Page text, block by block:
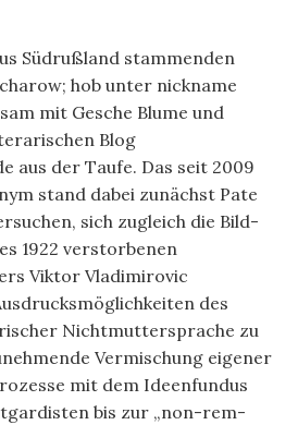
Südrußland stammenden
hob unter nickname
mit Gesche Blume und
Blog
aus der Taufe. Das seit 2009
stand dabei zunächst Pate
sich zugleich die Bild-
1922 verstorbenen
Viktor Vladimirovic
des
Nichtmuttersprache zu
Vermischung eigener
mit dem Ideenfundus
bis zur „non-rem-